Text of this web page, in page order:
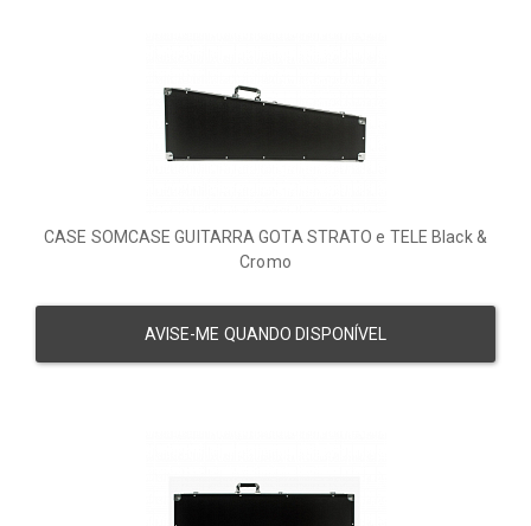
CASE SOMCASE GUITARRA GOTA STRATO e TELE Black &
Cromo
AVISE-ME QUANDO DISPONÍVEL